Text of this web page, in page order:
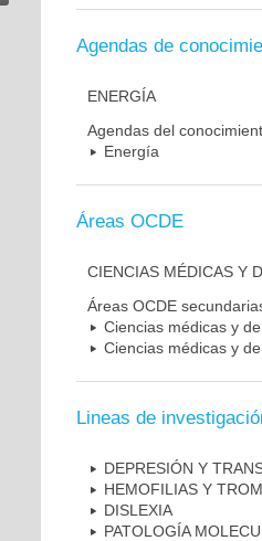
Agendas de
ENERGÍA
Agendas del
Energía
Áreas OCDE
CIENCIAS MÉDICAS Y
Áreas OCDE
Ciencias médicas y
Ciencias médicas y
Lineas de
DEPRESIÓN Y
HEMOFILIAS Y
DISLEXIA
PATOLOGÍA